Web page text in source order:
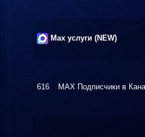
Max услуги (NEW)
616 MAX Подписчики в